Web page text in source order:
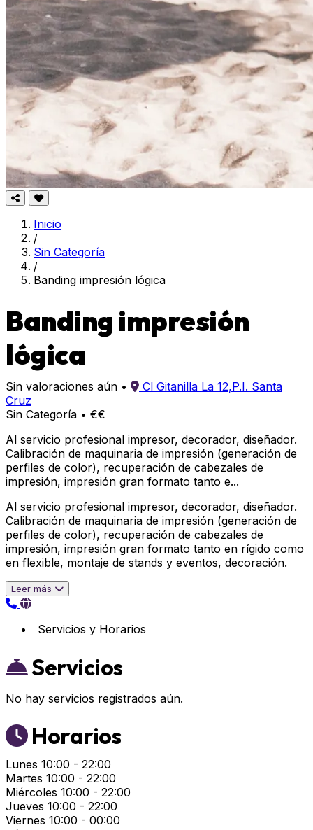
Inicio
/
Sin Categoría
/
Banding impresión lógica
Banding impresión
lógica
Sin valoraciones aún •
Cl Gitanilla La 12,P.I. Santa
Cruz
Sin Categoría • €€
Al servicio profesional impresor, decorador, diseñador.
Calibración de maquinaria de impresión (generación de
perfiles de color), recuperación de cabezales de
impresión, impresión gran formato tanto e...
Al servicio profesional impresor, decorador, diseñador.
Calibración de maquinaria de impresión (generación de
perfiles de color), recuperación de cabezales de
impresión, impresión gran formato tanto en rígido como
en flexible, montaje de stands y eventos, decoración.
Leer más
Servicios y Horarios
Servicios
No hay servicios registrados aún.
Horarios
Lunes 10:00 - 22:00
Martes 10:00 - 22:00
Miércoles 10:00 - 22:00
Jueves 10:00 - 22:00
Viernes 10:00 - 00:00